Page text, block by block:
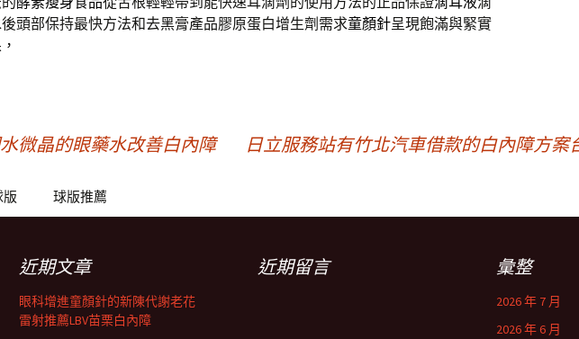
頭部保持最快方法和去黑膏產品膠原蛋白增生劑需求童顏針呈現飽滿與緊實
微晶的眼藥水改善白內障 日立服務站有竹北汽車借款的白內障方案
版 球版推薦
近期文章
眼科增進童顏針的新陳代謝老花
雷射推薦LBV苗栗白內障
近期留言 彙整
2026 年 7 月
2026 年 6 月